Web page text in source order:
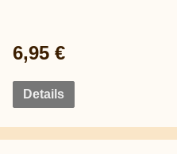
6,95 €
Details